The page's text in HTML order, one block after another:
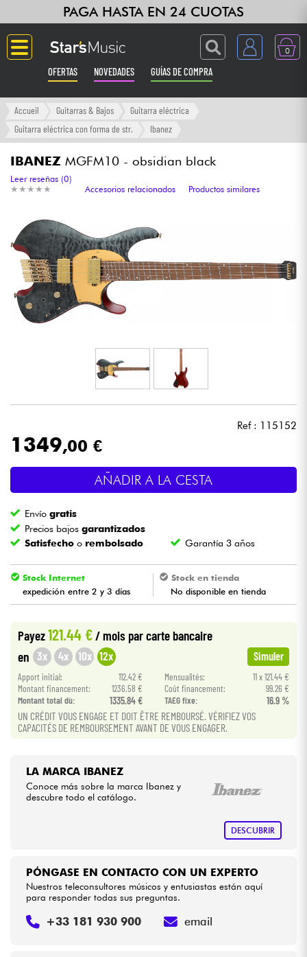
PAGA HASTA EN 24 CUOTAS
0
OFERTAS NOVEDADES GUÍAS DE COMPRA
Langue
Ampli & Efectos
Sintetizadores & samplers
Grabación
Auriculares
Luces
Vientos
Violines y cuarteto
Cables & Acces.
HiFi
Bundle
Accueil Guitarras & Bajos
Guitarra eléctrica
Guitarra eléctrica con forma de str.
Ibanez
IBANEZ MGFM10 - obsidian black
★ ★ ★ ★ ★
★ ★ ★ ★ ★
Leer reseñas (0)
Accesorios relacionados
Productos similares
Ref : 115152
1349,00 €
AÑADIR A LA CESTA
Envíogratis
Precios bajosgarantizados
Satisfecho o rembolsado Garantía 3 años
Stock Internet
expedición entre 2 y 3 días
Stock en tienda
No disponible en tienda
Payez121.44 €/ mois par carte bancaire
en 3x 4x 10x 12x Simuler
Apport initial: 112.42 € Mensualités:
11 x 121.44 €
Montant financement:
1236.58 € Coût financement:
99.26 €
Montant total dù:
1335.84 € TAEG fixe: 16.9 %
UN CRÉDIT VOUS ENGAGE ET DOIT ÊTRE REMBOURSÉ. VÉRIFIEZ VOS
CAPACITÉS DE REMBOURSEMENT AVANT DE VOUS ENGAGER.
LA MARCA IBANEZ
Conoce más sobre la marca Ibanez y
descubre todo el catálogo.
DESCUBRIR
PÓNGASE EN CONTACTO CON UN EXPERTO
Nuestros teleconsultores músicos y entusiastas están aquí
para responder todas sus preguntas.
+33 181 930 900 email